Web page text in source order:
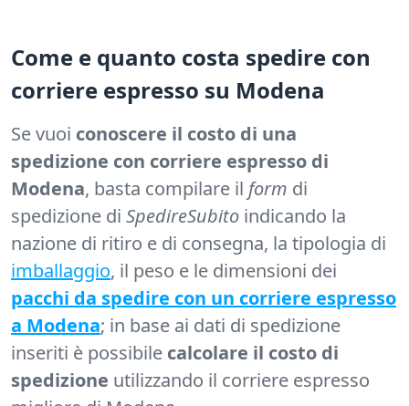
Come e quanto costa spedire con
corriere espresso su Modena
Se vuoi conoscere il costo di una
spedizione con corriere espresso di
Modena, basta compilare il form di
spedizione di SpedireSubito indicando la
nazione di ritiro e di consegna, la tipologia di
imballaggio, il peso e le dimensioni dei
pacchi da spedire con un corriere espresso
a Modena; in base ai dati di spedizione
inseriti è possibile calcolare il costo di
spedizione utilizzando il corriere espresso